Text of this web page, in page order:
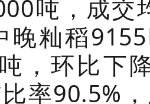
吨，成交
晚籼稻
，环比下
率90.5%